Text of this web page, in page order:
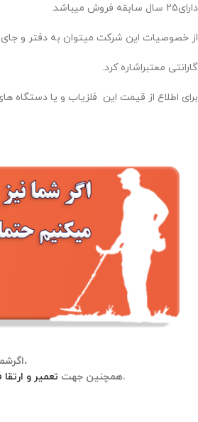
دارای25 سال سابقه فروش میباشد.
از خصوصیات این شرکت میتوان به دفتر و
گارانتی معتبراشاره کرد.
برای اطلاع از قیمت این فلزیاب و یا دستگاه
هستید میتوانید از طریق لینک مربوطه اقدام به خرید نمایید،
همچنین جهت تعمیر و ارتقا
خود به صورت حضوری و یا غیر حضوری میتوانید از طریق راه های ارتباطی شرکت زرشناسان با ما در ارتباط باشید.